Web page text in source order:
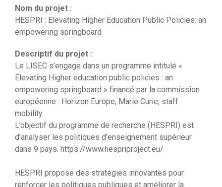
Nom du projet :
HESPRI : Elevating Higher Education Public Policies: an
empowering springboard
Descriptif du projet :
Le LISEC s’engage dans un programme intitulé «
Elevating Higher education public policies : an
empowering springboard » financé par la commission
européenne : Horizon Europe, Marie Curie, staff
mobility.
L’objectif du programme de recherche (HESPRI) est
d’analyser les politiques d’enseignement supérieur
dans 9 pays. https://www.hespriproject.eu/
HESPRI propose des stratégies innovantes pour
renforcer les politiques publiques et améliorer la